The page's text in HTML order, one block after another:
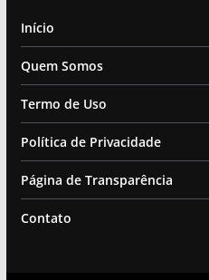
Início
Quem Somos
Termo de Uso
Política de Privacidade
Página de Transparência
Contato